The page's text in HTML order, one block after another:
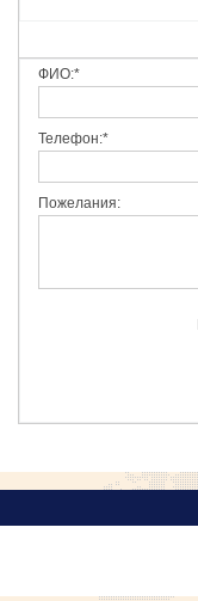
ФИО:*
Телефон:*
Пожелания: